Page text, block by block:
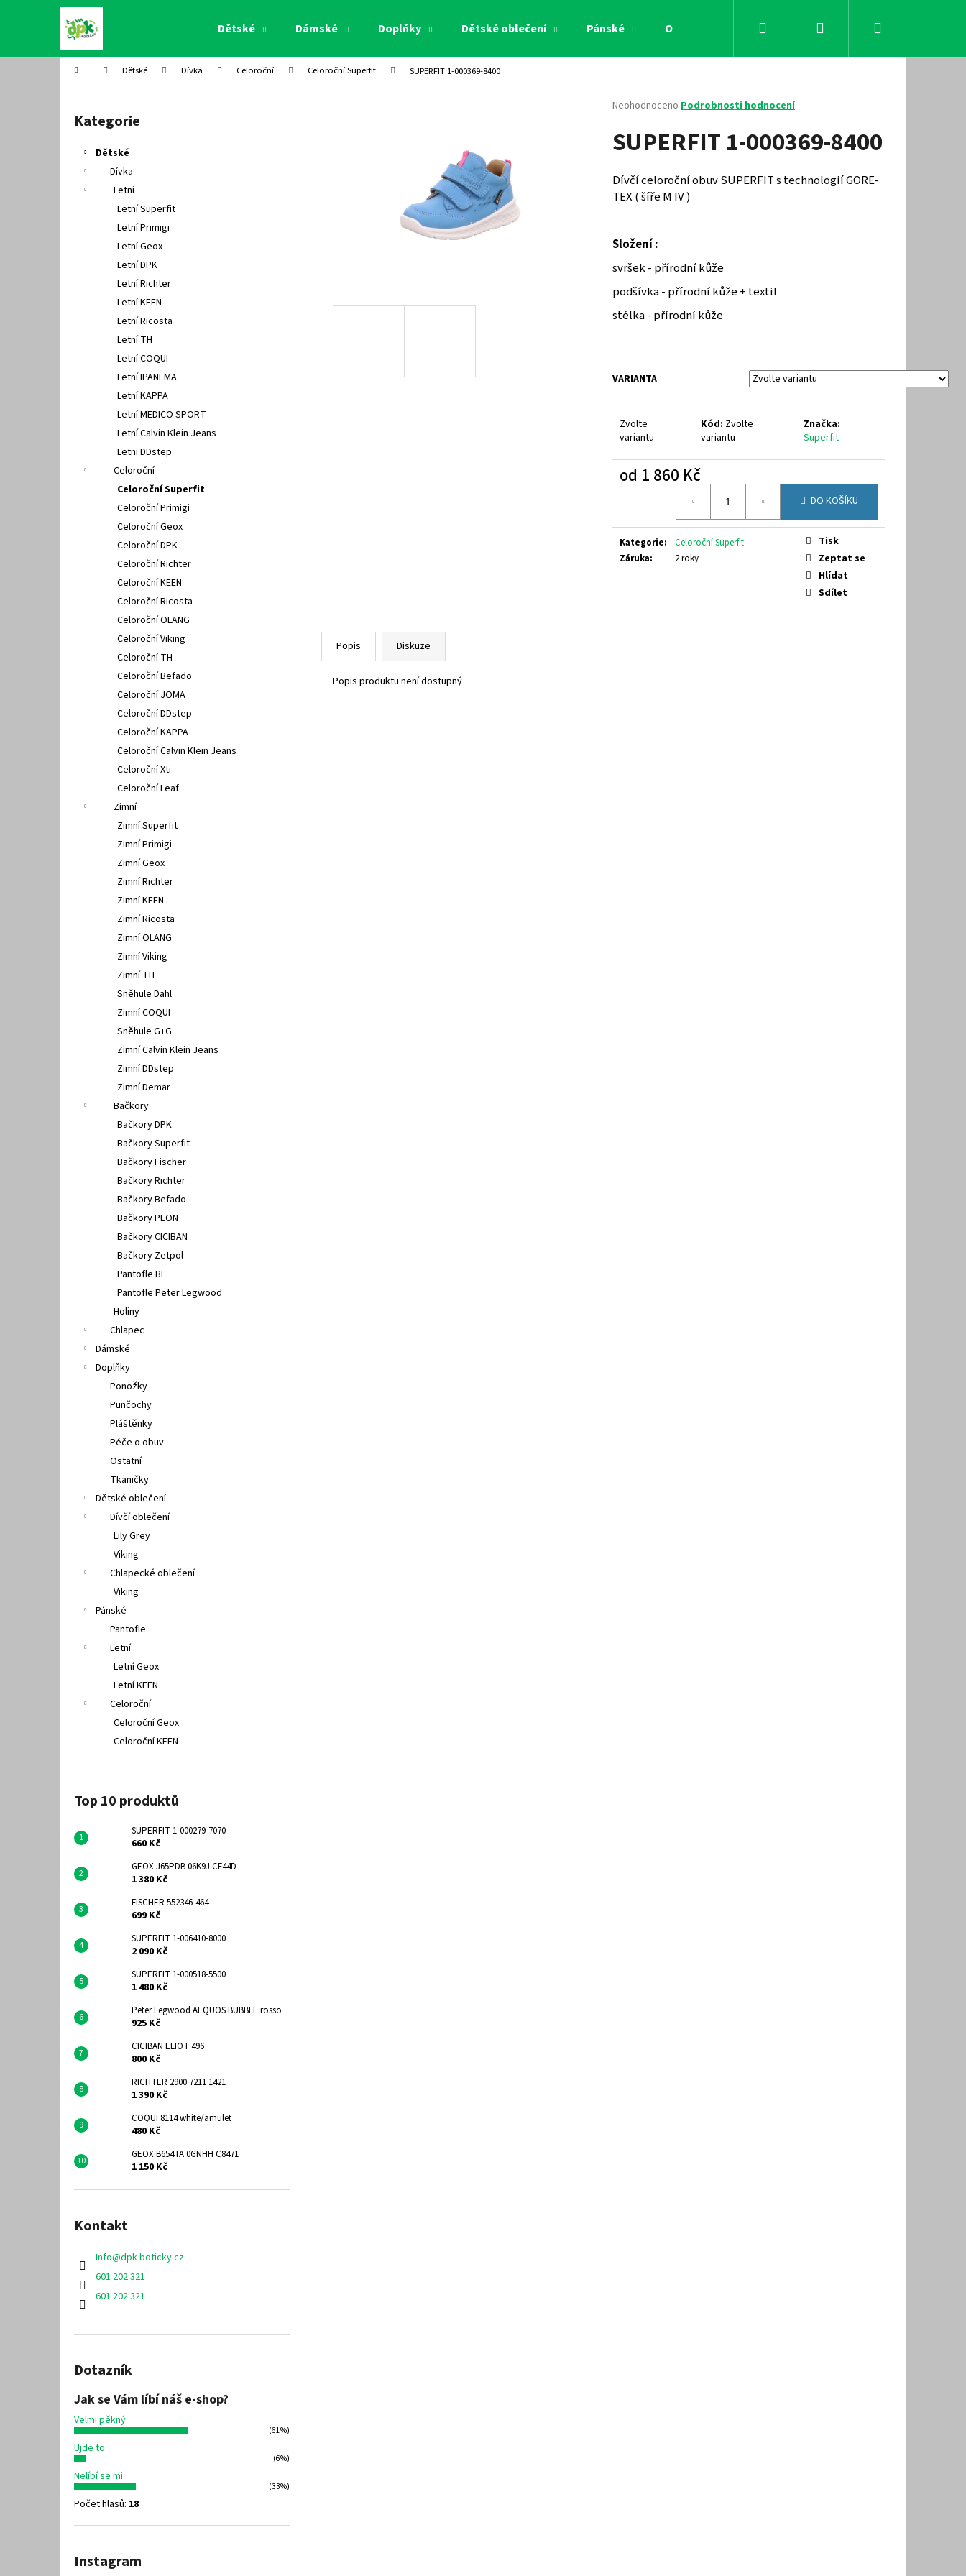
Dětské Dámské Doplňky Dětské oblečení Pánské Obchodní podmínky KontaktyPřihlášení
Domů Dětské Dívka Celoroční Celoroční Superfit SUPERFIT 1-000369-8400
Přeskočit
kategorie
Kategorie
Dětské
Dívka
Letni
Letní Superfit
Letní Primigi
Letní Geox
Letní DPK
Letní Richter
Letní KEEN
Letní Ricosta
Letní TH
Letní COQUI
Letní IPANEMA
Letní KAPPA
Letní MEDICO SPORT
Letní Calvin Klein Jeans
Letni DDstep
Celoroční
Celoroční Superfit
Celoroční Primigi
Celoroční Geox
Celoroční DPK
Celoroční Richter
Celoroční KEEN
Celoroční Ricosta
Celoroční OLANG
Celoroční Viking
Celoroční TH
Celoroční Befado
Celoroční JOMA
Celoroční DDstep
Celoroční KAPPA
Celoroční Calvin Klein Jeans
Celoroční Xti
Celoroční Leaf
Zimní
Zimní Superfit
Zimní Primigi
Zimní Geox
Zimní Richter
Zimní KEEN
Zimní Ricosta
Zimní OLANG
Zimní Viking
Zimní TH
Sněhule Dahl
Zimní COQUI
Sněhule G+G
Zimní Calvin Klein Jeans
Zimní DDstep
Zimní Demar
Bačkory
Bačkory DPK
Bačkory Superfit
Bačkory Fischer
Bačkory Richter
Bačkory Befado
Bačkory PEON
Bačkory CICIBAN
Bačkory Zetpol
Pantofle BF
Pantofle Peter Legwood
Holiny
Chlapec
Dámské
Doplňky
Ponožky
Punčochy
Pláštěnky
Péče o obuv
Ostatní
Tkaničky
Dětské oblečení
Dívčí oblečení
Lily Grey
Viking
Chlapecké oblečení
Viking
Pánské
Pantofle
Letní
Letní Geox
Letní KEEN
Celoroční
Celoroční Geox
Celoroční KEEN
Top 10 produktů
SUPERFIT 1-000279-7070
660 Kč
GEOX J65PDB 06K9J CF44D
1 380 Kč
FISCHER 552346-464
699 Kč
SUPERFIT 1-006410-8000
2 090 Kč
SUPERFIT 1-000518-5500
1 480 Kč
Peter Legwood AEQUOS BUBBLE rosso
925 Kč
CICIBAN ELIOT 496
800 Kč
RICHTER 2900 7211 1421
1 390 Kč
COQUI 8114 white/amulet
480 Kč
GEOX B654TA 0GNHH C8471
1 150 Kč
Kontakt
Info@dpk-boticky.cz
601 202 321
601 202 321
Dotazník
Jak se Vám líbí náš e-shop?
Velmi pěkný
(61%)
Ujde to
(6%)
Nelíbí se mi
(33%)
Počet hlasů: 18
Instagram
Průměrné
produktu
je
z
5
hvězdiček.
Neohodnoceno Podrobnosti hodnocení
SUPERFIT 1-000369-8400
Dívčí celoroční obuv SUPERFIT s technologií GORE-
TEX ( šíře M IV )
Složení :
svršek - přírodní kůže
podšívka - přírodní kůže + textil
stélka - přírodní kůže
VARIANTA
Zvolte
variantu
Kód: Zvolte
variantu
Značka:
Superfit
od 1 860 Kč
DO KOŠÍKU
Kategorie:
Celoroční Superfit
Záruka: 2 roky
Tisk
Zeptat se
Hlídat
Sdílet
Popis Diskuze
Popis produktu není dostupný
í
Zpět
do
Zpět
do
Co potřebujete najít?
Doporučujeme
SUPERFIT 1-000279-7070